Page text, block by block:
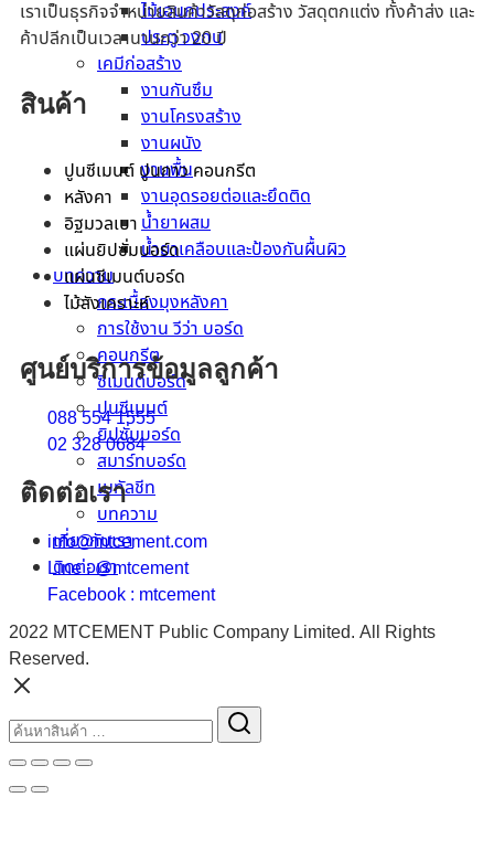
ไม้เอนกประสงค์
ประตู วงกบ
เคมีก่อสร้าง
งานกันซึม
งานโครงสร้าง
งานผนัง
งานพื้น
งานอุดรอยต่อและยึดติด
น้ำยาผสม
น้ำยาเคลือบและป้องกันผื้นผิว
บทความ
กระเบื้องมุงหลังคา
การใช้งาน วีว่า บอร์ด
คอนกรีต
ซีเมนต์บอร์ด
ปูนซีเมนต์
ยิปซั่มบอร์ด
สมาร์ทบอร์ด
เมทัลชีท
บทความ
เกี่ยวกับเรา
ติดต่อเรา
เราเป็นธุรกิจจำหน่ายสินค้าวัสดุก่อสร้าง วัสดุตกแต่ง ทั้งค้าส่ง และ
ค้าปลีกเป็นเวลานานกว่า 20 ปี
สินค้า
ปูนซีเมนต์ ปูนกาว คอนกรีต
หลังคา
อิฐมวลเบา
แผ่นยิปซั่มบอร์ด
แผ่นซีเมนต์บอร์ด
ไม้สังเคราะห์
ศูนย์บริการข้อมูลลูกค้า
088 554 1555
02 328 0684
ติดต่อเรา
info@mtcement.com
Line : @mtcement
Facebook : mtcement
2022 MTCEMENT Public Company Limited. All Rights
Reserved.